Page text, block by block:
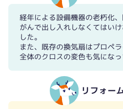
経年による設備機器の老朽化
がんで出し入れしなくてはい
した。
また、既存の換気扇はプロペ
全体のクロスの変色も気になっ
リフォー